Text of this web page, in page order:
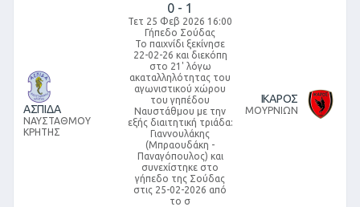
ΑΣΠΙΔΑ
ΝΑΥΣΤΑΘΜΟΥ
ΚΡΗΤΗΣ
0 - 1
Τετ 25 Φεβ 2026 16:00
Γήπεδο Σούδας
Το παιχνίδι ξεκίνησε
22-02-26 και διεκόπη
στο 21' λόγω
ακαταλληλότητας του
αγωνιστικού χώρου
του γηπέδου
Ναυστάθμου με την
εξής διαιτητική τριάδα:
Γιαννουλάκης
(Μπραουδάκη -
Παναγόπουλος) και
συνεχίστηκε στο
γήπεδο της Σούδας
στις 25-02-2026 από
το σ
ΙΚΑΡΟΣ
ΜΟΥΡΝΙΩΝ